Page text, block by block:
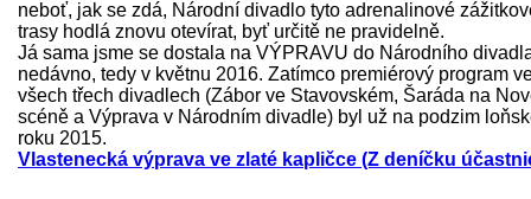
neboť, jak se zdá, Národní divadlo tyto adrenalinové
trasy hodlá znovu otevírat, byť určitě ne pravidelně.
Já sama jsme se dostala na VÝPRAVU do Národního
nedávno, tedy v květnu 2016. Zatímco premiérový program
všech třech divadlech (Zábor ve Stavovském, Šaráda na
scéně a Výprava v Národním divadle) byl už na podzim
roku 2015.
Vlastenecká výprava ve zlaté kapličce (Z deníčku